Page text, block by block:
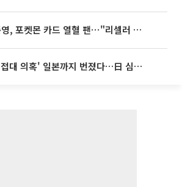
'차쥐뿔' 이준영, 포켓몬 카드 열혈 팬⋯"리셀러 처단할 것"
축구협회 '성 접대 의혹' 일본까지 번졌다…日 심판 실명 공개